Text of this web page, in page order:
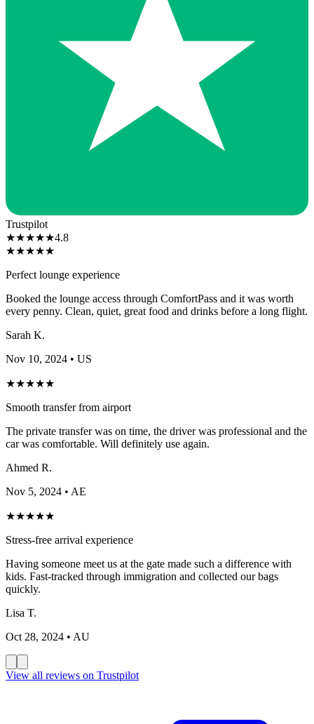
Trustpilot
★★★★★4.8
★★★★★
Perfect lounge experience
Booked the lounge access through ComfortPass and it was worth
every penny. Clean, quiet, great food and drinks before a long flight.
Sarah K.
Nov 10, 2024 • US
★★★★★
Smooth transfer from airport
The private transfer was on time, the driver was professional and the
car was comfortable. Will definitely use again.
Ahmed R.
Nov 5, 2024 • AE
★★★★★
Stress-free arrival experience
Having someone meet us at the gate made such a difference with
kids. Fast-tracked through immigration and collected our bags
quickly.
Lisa T.
Oct 28, 2024 • AU
View all reviews on Trustpilot